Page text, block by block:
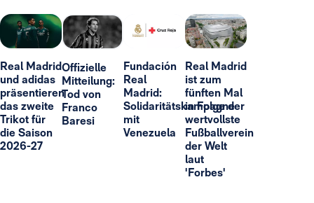
Real Madrid
und adidas
präsentieren
das zweite
Trikot für
die Saison
2026-27
Offizielle
Mitteilung:
Tod von
Franco
Baresi
Fundación
Real
Madrid:
Solidaritätskampagne
mit
Venezuela
Real Madrid
ist zum
fünften Mal
in Folge der
wertvollste
Fußballverein
der Welt
laut
'Forbes'